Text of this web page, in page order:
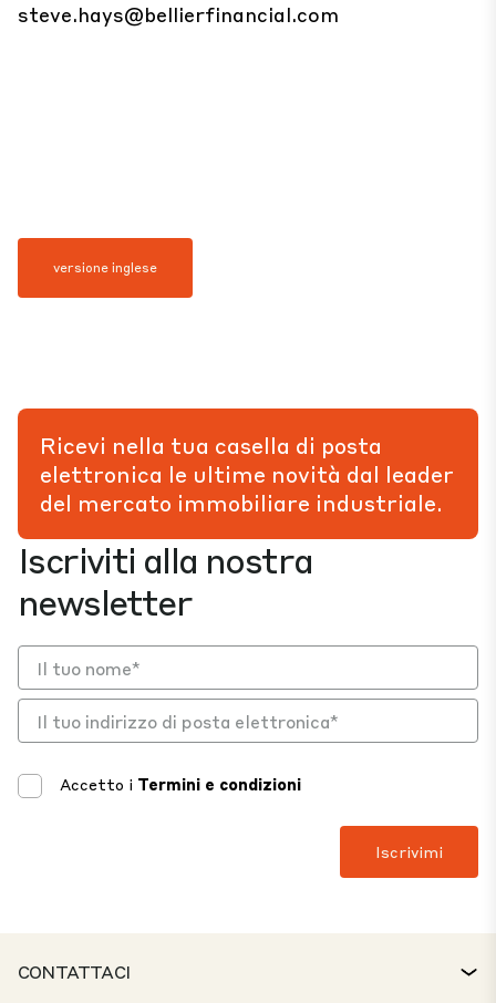
steve.hays@bellierfinancial.com
versione inglese
Iscriviti alla nostra
newsletter
Accetto i Termini e condizioni
Ricevi nella tua casella di posta
elettronica le ultime novità dal leader
del mercato immobiliare industriale.
CONTATTACI